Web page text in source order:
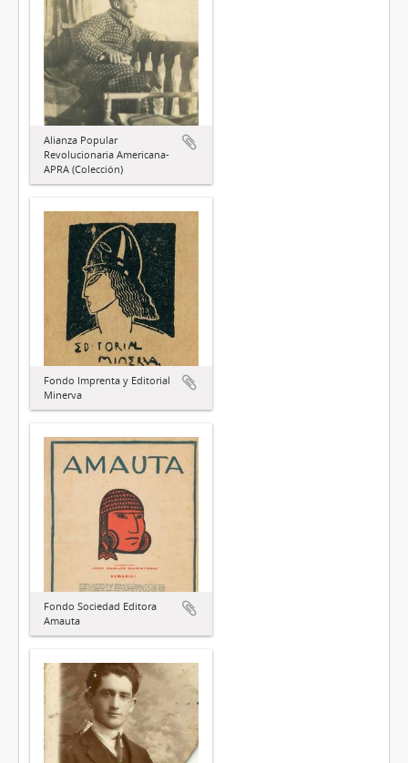
Alianza Popular
Revolucionaria Americana-
APRA (Colección)
Fondo Imprenta y Editorial
Minerva
Fondo Sociedad Editora
Amauta